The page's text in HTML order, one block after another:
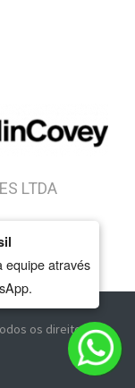
LTDA
os direitos
equipe através